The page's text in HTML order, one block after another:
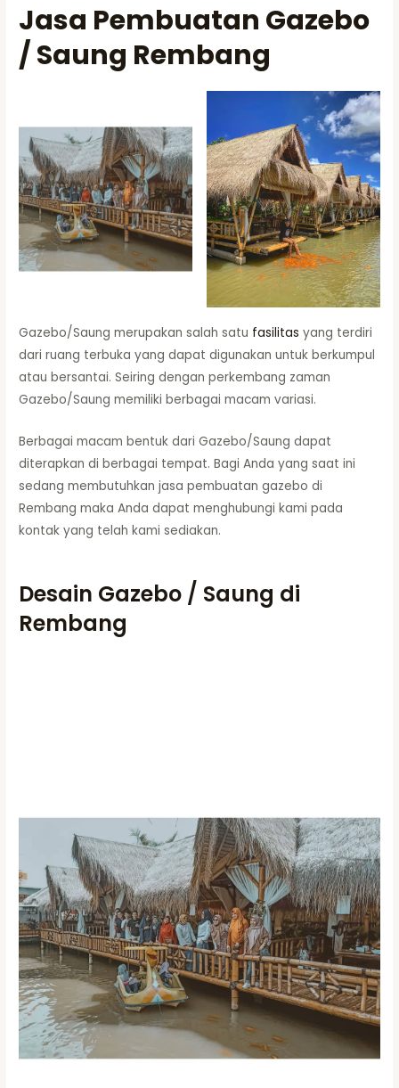
Jasa Pembuatan Gazebo
/ Saung Rembang
Gazebo/Saung merupakan salah satu fasilitas yang terdiri
dari ruang terbuka yang dapat digunakan untuk berkumpul
atau bersantai. Seiring dengan perkembang zaman
Gazebo/Saung memiliki berbagai macam variasi.
Berbagai macam bentuk dari Gazebo/Saung dapat
diterapkan di berbagai tempat. Bagi Anda yang saat ini
sedang membutuhkan jasa pembuatan gazebo di
Rembang maka Anda dapat menghubungi kami pada
kontak yang telah kami sediakan.
Desain Gazebo / Saung di
Rembang